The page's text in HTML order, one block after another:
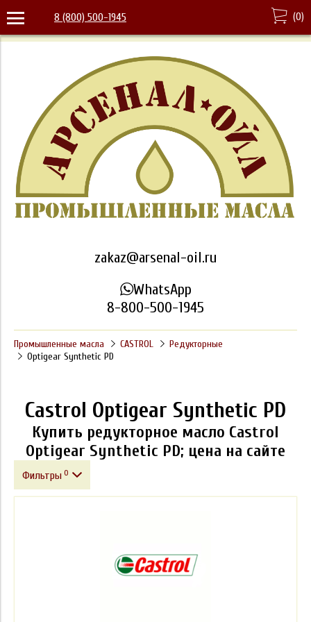
8 (800) 500-1945 (0)
zakaz@arsenal-oil.ru
WhatsApp
8-800-500-1945
Промышленные масла CASTROL
Редукторные
Optigear Synthetic PD
Castrol Optigear Synthetic PD
Купить редукторное масло Castrol
Optigear Synthetic PD; цена на сайте
Фильтры 0